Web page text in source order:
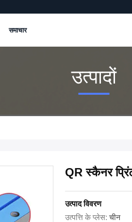
समाचार
उत्पादों
QR स्कैनर
उत्पाद विवरण
उत्पत्ति के प्लेस:चीन